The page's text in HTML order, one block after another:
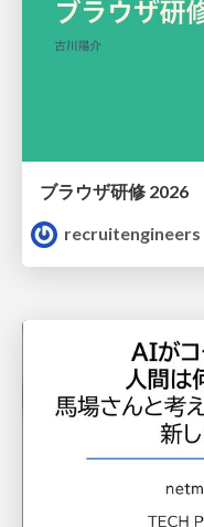
ブラウザ研修 2026
recruitengineers